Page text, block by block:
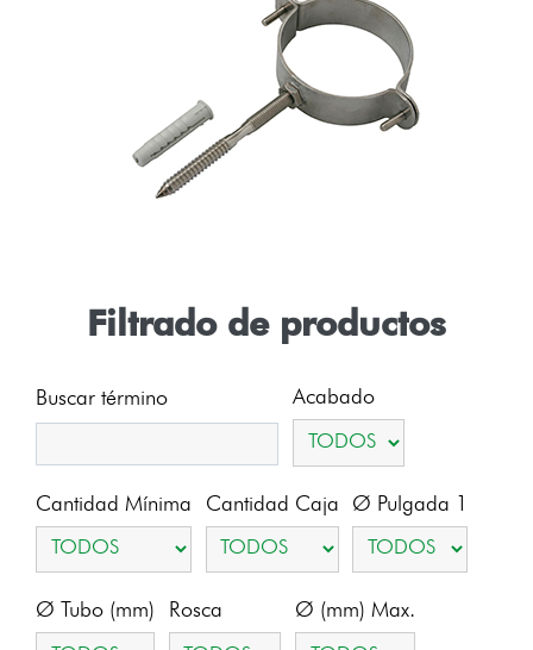
Filtrado de productos
Buscar término Acabado
Cantidad Mínima Cantidad Caja Ø Pulgada 1
Ø Tubo (mm) Rosca Ø (mm) Max.